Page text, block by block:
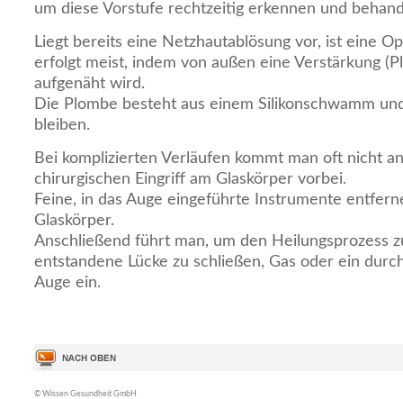
um diese Vorstufe rechtzeitig erkennen und
Liegt bereits eine Netzhautablösung vor, ist eine
erfolgt meist, indem von außen eine Verstärkung
aufgenäht wird.
Die Plombe besteht aus einem Silikonschwamm
bleiben.
Bei komplizierten Verläufen kommt man oft nicht
chirurgischen Eingriff am Glaskörper vorbei.
Feine, in das Auge eingeführte Instrumente
Glaskörper.
Anschließend führt man, um den Heilungsprozess
entstandene Lücke zu schließen, Gas oder ein
Auge ein.
© Wissen Gesundheit GmbH